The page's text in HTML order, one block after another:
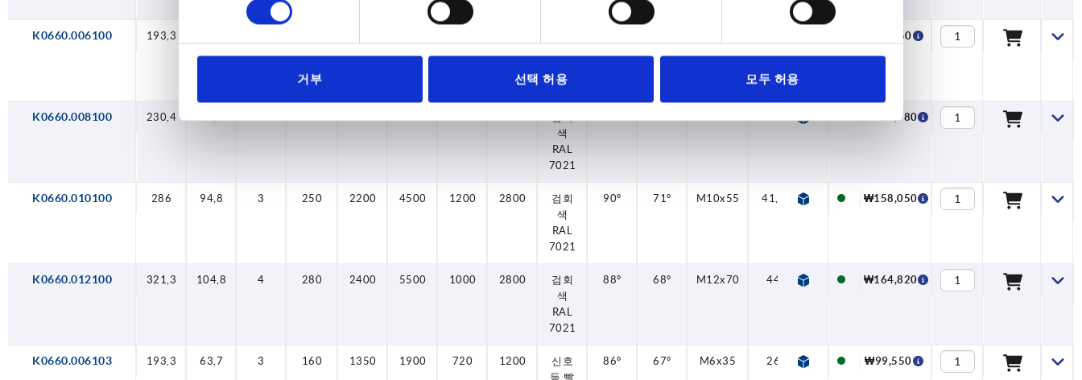
거부 선택 허용 모두 허용
K0660.006100 193,3
7021
— 28
₩99,550
K0660.008100 230,4
색
RAL
7021
— 31
₩117,780
K0660.010100 286 94,8 3 250 2200 4500 1200 2800
검회
색
RAL
7021
90° 71° M10x55 41,5 8,5 — 43
₩158,050
K0660.012100 321,3 104,8 4 280 2400 5500 1000 2800
검회
색
RAL
7021
88° 68° M12x70 44 10 40 42
₩164,820
K0660.006103 193,3 63,7 3 160 1350 1900 720 1200
신호
등 빨
86° 67° M6x35 26 6,5 — 28
₩99,550